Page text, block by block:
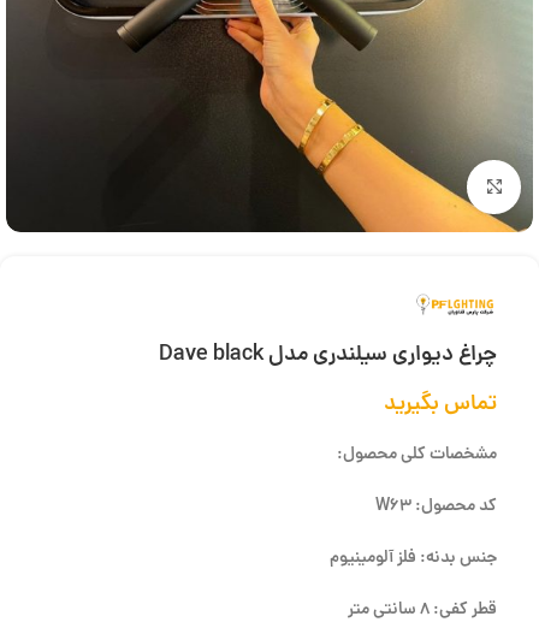
بزرگنمایی تصویر
چراغ دیواری سیلندری مدل Dave black
تماس بگیرید
مشخصات کلی محصول:
کد محصول: W63
جنس بدنه: فلز آلومینیوم
قطر کفی: 8 سانتی متر